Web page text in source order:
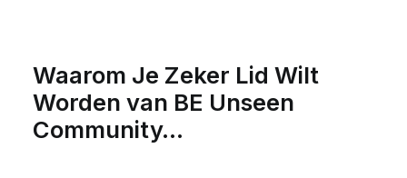
Waarom Je Zeker Lid Wilt
Worden van BE Unseen
Community…